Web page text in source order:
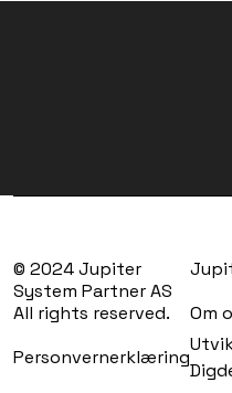
© 2024 Jupiter
System Partner AS
All rights reserved.
Personvernerklæring
Om